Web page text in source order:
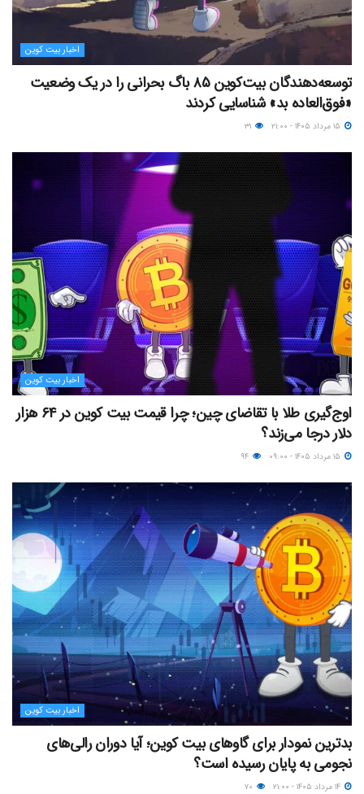
اخبار بیت کوین
توسعه‌دهندگان بیت‌کوین ۸۵ باگ بحرانی را در یک وضعیت
«فوق‌العاده بد» شناسایی کردند
اخبار بیت کوین
اوج‌گیری طلا با تقاضای چین؛ چرا قیمت بیت کوین در ۶۴ هزار
دلار درجا می‌زند؟
اخبار بیت کوین
بدترین نمودار برای گاوهای بیت کوین؛ آیا دوران رالی‌های
نجومی به پایان رسیده است؟